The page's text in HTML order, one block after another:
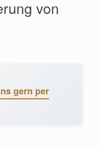
von
gern per